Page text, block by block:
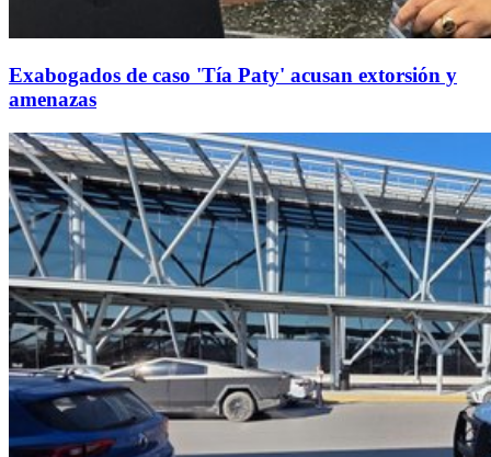
Exabogados de caso 'Tía Paty' acusan extorsión y
amenazas